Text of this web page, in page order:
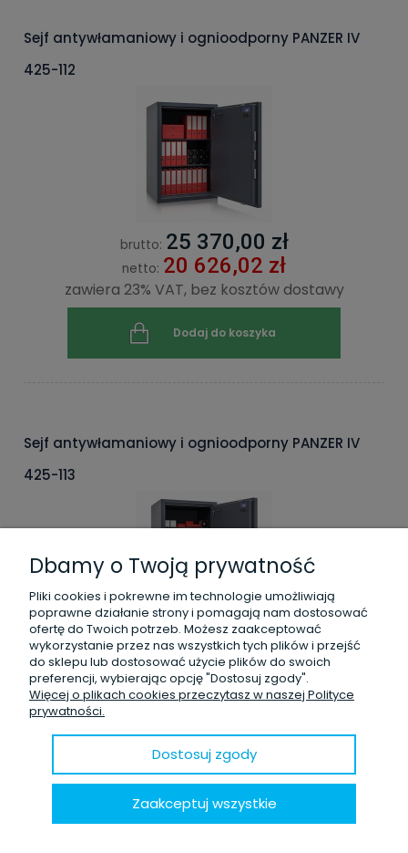
Sejf antywłamaniowy i ognioodporny PANZER IV
425-112
brutto: 25 370,00 zł
netto: 20 626,02 zł
zawiera 23% VAT, bez kosztów dostawy
Dodaj do koszyka
Sejf antywłamaniowy i ognioodporny PANZER IV
425-113
brutto:27 330,00 zł
netto:22 219,51 zł
zawiera 23% VAT, bez kosztów dostawy
Dodaj do koszyka
Dbamy o Twoją prywatność
Pliki cookies i pokrewne im technologie umożliwiają
poprawne działanie strony i pomagają nam dostosować
ofertę do Twoich potrzeb. Możesz zaakceptować
wykorzystanie przez nas wszystkich tych plików i przejść
do sklepu lub dostosować użycie plików do swoich
preferencji, wybierając opcję "Dostosuj zgody".
Więcej o plikach cookies przeczytasz w naszej Polityce
prywatności.
Dostosuj zgody
Zaakceptuj wszystkie